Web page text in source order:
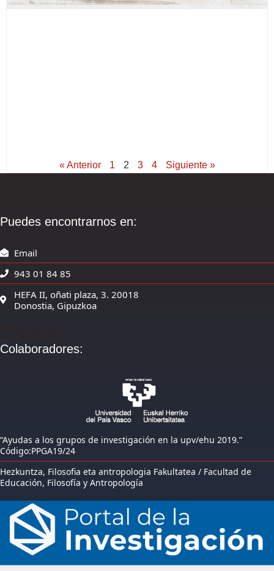
« Anterior 1 2 3 4 Siguiente »
Puedes encontrarnos en:
Email
943 01 84 85
HEFA II, oñati plaza, 3. 20018
Donostia, Gipuzkoa
Colaboradores:
“Ayudas a los grupos de investigación en la upv/ehu 2019.”
Código:PPGA19/24
Hezkuntza, Filosofia eta antropologia Fakultatea / Facultad de
Educación, Filosofía y Antropología